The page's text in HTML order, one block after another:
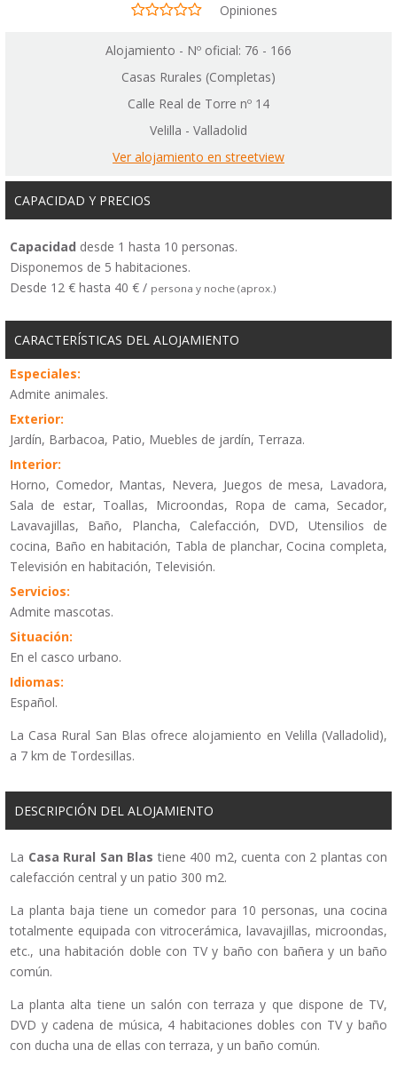
Opiniones
Alojamiento - Nº oficial: 76 - 166
Casas Rurales (Completas)
Calle Real de Torre nº 14
Velilla - Valladolid
Ver alojamiento en streetview
CAPACIDAD Y PRECIOS
Capacidad desde 1 hasta 10 personas.
Disponemos de 5 habitaciones.
Desde 12 € hasta 40 € / persona y noche (aprox.)
CARACTERÍSTICAS DEL ALOJAMIENTO
Especiales:
Admite animales.
Exterior:
Jardín, Barbacoa, Patio, Muebles de jardín, Terraza.
Interior:
Horno, Comedor, Mantas, Nevera, Juegos de mesa, Lavadora,
Sala de estar, Toallas, Microondas, Ropa de cama, Secador,
Lavavajillas, Baño, Plancha, Calefacción, DVD, Utensilios de
cocina, Baño en habitación, Tabla de planchar, Cocina completa,
Televisión en habitación, Televisión.
Servicios:
Admite mascotas.
Situación:
En el casco urbano.
Idiomas:
Español.
La Casa Rural San Blas ofrece alojamiento en Velilla (Valladolid),
a 7 km de Tordesillas.
DESCRIPCIÓN DEL ALOJAMIENTO
La Casa Rural San Blas tiene 400 m2, cuenta con 2 plantas con
calefacción central y un patio 300 m2.
La planta baja tiene un comedor para 10 personas, una cocina
totalmente equipada con vitrocerámica, lavavajillas, microondas,
etc., una habitación doble con TV y baño con bañera y un baño
común.
La planta alta tiene un salón con terraza y que dispone de TV,
DVD y cadena de música, 4 habitaciones dobles con TV y baño
con ducha una de ellas con terraza, y un baño común.